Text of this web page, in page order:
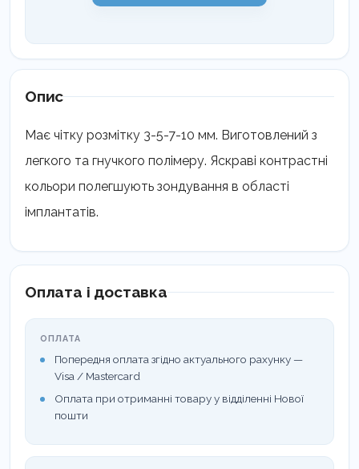
Опис
Має чітку розмітку 3-5-7-10 мм. Виготовлений з
легкого та гнучкого полімеру. Яскраві контрастні
кольори полегшують зондування в області
імплантатів.
Оплата і доставка
ОПЛАТА
Попередня оплата згідно актуального рахунку —
Visa / Mastercard
Оплата при отриманні товару у відділенні Нової
пошти